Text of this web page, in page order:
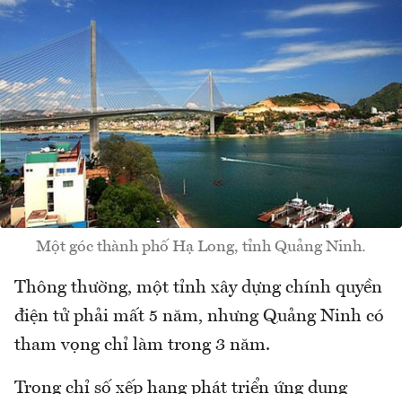
Một góc thành phố Hạ Long, tỉnh Quảng Ninh.
Thông thường, một tỉnh xây dựng chính quyền
điện tử phải mất 5 năm, nhưng Quảng Ninh có
tham vọng chỉ làm trong 3 năm.
Trong chỉ số xếp hạng phát triển ứng dụng